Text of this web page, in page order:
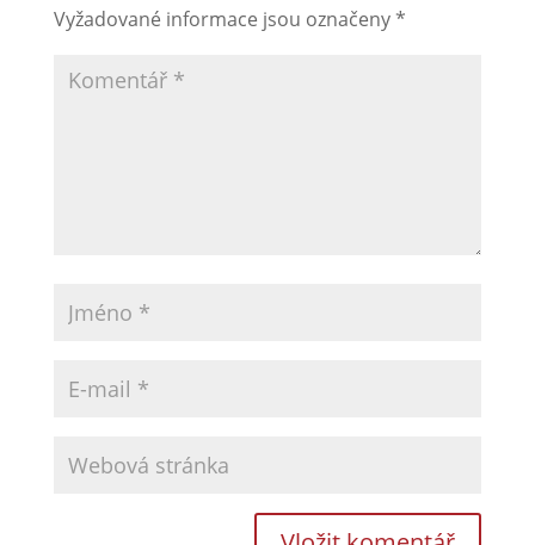
Vyžadované informace jsou označeny*